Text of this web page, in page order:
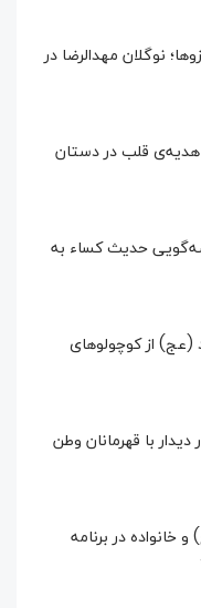
نوگلان مهدالرضا در
هدیه‌ی قلب در دستان
حدیث کساء به
(عج) از کوچولو‌های
۹۰ مهدالرضا در دیدار با قهرمانان وطن
خانواده در برنامه